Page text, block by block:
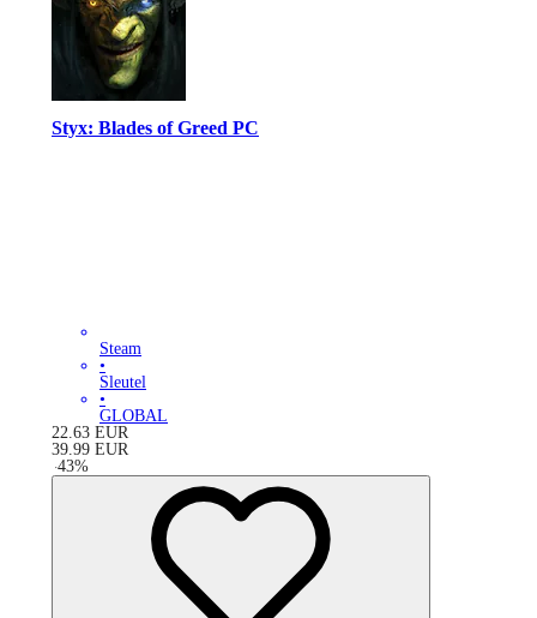
Styx: Blades of Greed PC
Steam
•
Sleutel
•
GLOBAL
22.63 EUR
39.99 EUR
-43%